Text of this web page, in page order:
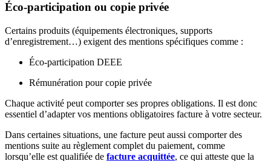
Éco-participation ou copie privée
Certains produits (équipements électroniques, supports
d’enregistrement…) exigent des mentions spécifiques comme :
Éco-participation DEEE
Rémunération pour copie privée
Chaque activité peut comporter ses propres obligations. Il est donc
essentiel d’adapter vos mentions obligatoires facture à votre secteur.
Dans certaines situations, une facture peut aussi comporter des
mentions suite au règlement complet du paiement, comme
lorsqu’elle est qualifiée de facture acquittée, ce qui atteste que la